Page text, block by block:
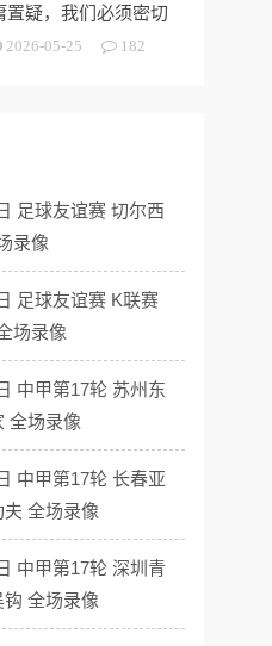
置疑，我们必须密切
注今夏市场动向
2026-05-25 182
足球友谊赛 切尔西
录像
足球友谊赛 K联赛
场录像
中甲第17轮 苏州东
全场录像
中甲第17轮 长春亚
全场录像
中甲第17轮 深圳青
全场录像